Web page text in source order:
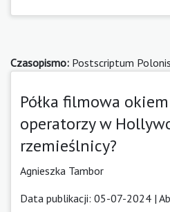
Czasopismo: Postscriptum
Półka filmowa
operatorzy w
rzemieślnicy?
Agnieszka Tambor
Data publikacji: 05-07-2024 |